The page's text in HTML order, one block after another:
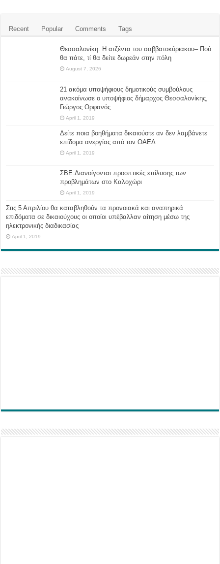
Recent Popular Comments Tags
Θεσσαλονίκη: Η ατζέντα του σαββατοκύριακου– Πού
θα πάτε, τί θα δείτε δωρεάν στην πόλη
August 7, 2026
21 ακόμα υποψήφιους δημοτικούς συμβούλους
ανακοίνωσε ο υποψήφιος δήμαρχος Θεσσαλονίκης,
Γιώργος Ορφανός
April 1, 2019
Δείτε ποια βοηθήματα δικαιούστε αν δεν λαμβάνετε
επίδομα ανεργίας από τον ΟΑΕΔ
April 1, 2019
ΣΒΕ:Διανοίγονται προοπτικές επίλυσης των
προβλημάτων στο Καλοχώρι
April 1, 2019
Στις 5 Απριλίου θα καταβληθούν τα προνοιακά και αναπηρικά
επιδόματα σε δικαιούχους οι οποίοι υπέβαλλαν αίτηση μέσω της
ηλεκτρονικής διαδικασίας
April 1, 2019